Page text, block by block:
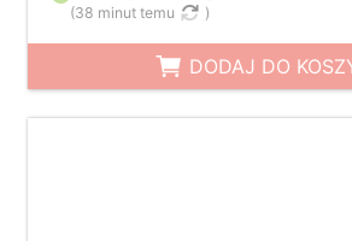
(38 minut temu )
DODAJ DO